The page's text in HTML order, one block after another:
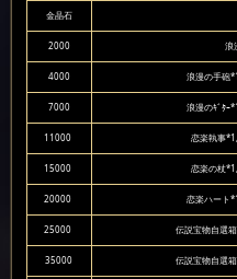
金晶石
2000 浪
4000 浪漫の手砲
7000 浪漫のｷﾞﾀｰ
11000 恋楽執事
15000 恋楽の杖
20000 恋楽ハート
25000 伝説宝物自選
35000 伝説宝物自選